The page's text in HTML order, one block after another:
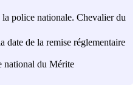
police nationale. Chevalier du
date de la remise réglementaire
national du Mérite